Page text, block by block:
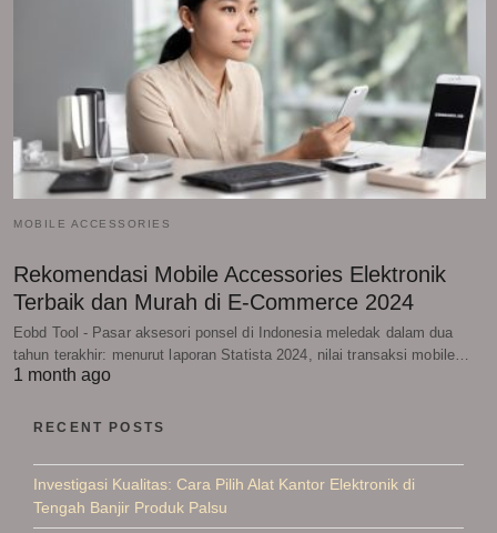
MOBILE ACCESSORIES
Rekomendasi Mobile Accessories Elektronik
Terbaik dan Murah di E-Commerce 2024
Eobd Tool - Pasar aksesori ponsel di Indonesia meledak dalam dua
tahun terakhir: menurut laporan Statista 2024, nilai transaksi mobile…
1 month ago
RECENT POSTS
Investigasi Kualitas: Cara Pilih Alat Kantor Elektronik di
Tengah Banjir Produk Palsu